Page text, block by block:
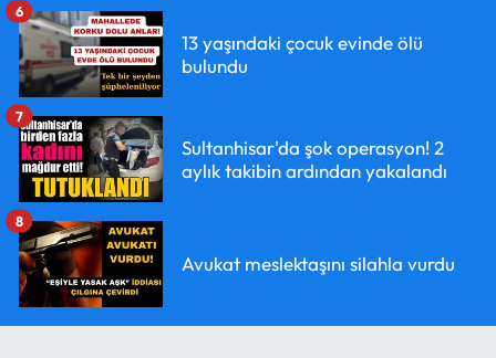
13 yaşındaki çocuk evinde ölü
bulundu
6
Sultanhisar'da şok operasyon! 2
aylık takibin ardından yakalandı
7
Avukat meslektaşını silahla vurdu
8